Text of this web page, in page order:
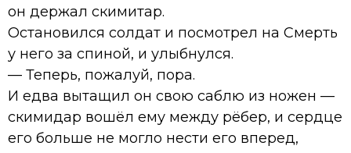
он держал скимитар.
Остановился солдат и посмотрел на Смерть
у него за спиной, и улыбнулся.
— Теперь, пожалуй, пора.
И едва вытащил он свою саблю из ножен —
скимидар вошёл ему между рёбер, и сердце
его больше не могло нести его вперед,